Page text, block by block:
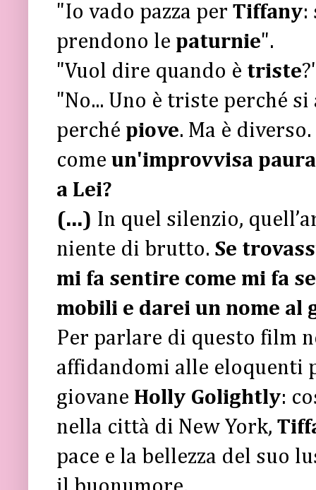
"Io vado pazza per Tiffany:
prendono le paturnie".
"Vuol dire quando è triste
"No... Uno è triste perché
perché piove. Ma è
come un'improvvisa
a Lei?
(...) In quel silenzio,
niente di brutto. Se
mi fa sentire come mi fa
mobili e darei un nome al
Per parlare di questo film
affidandomi alle eloquenti
giovane Holly Golightly:
nella città di New York,
pace e la bellezza del suo